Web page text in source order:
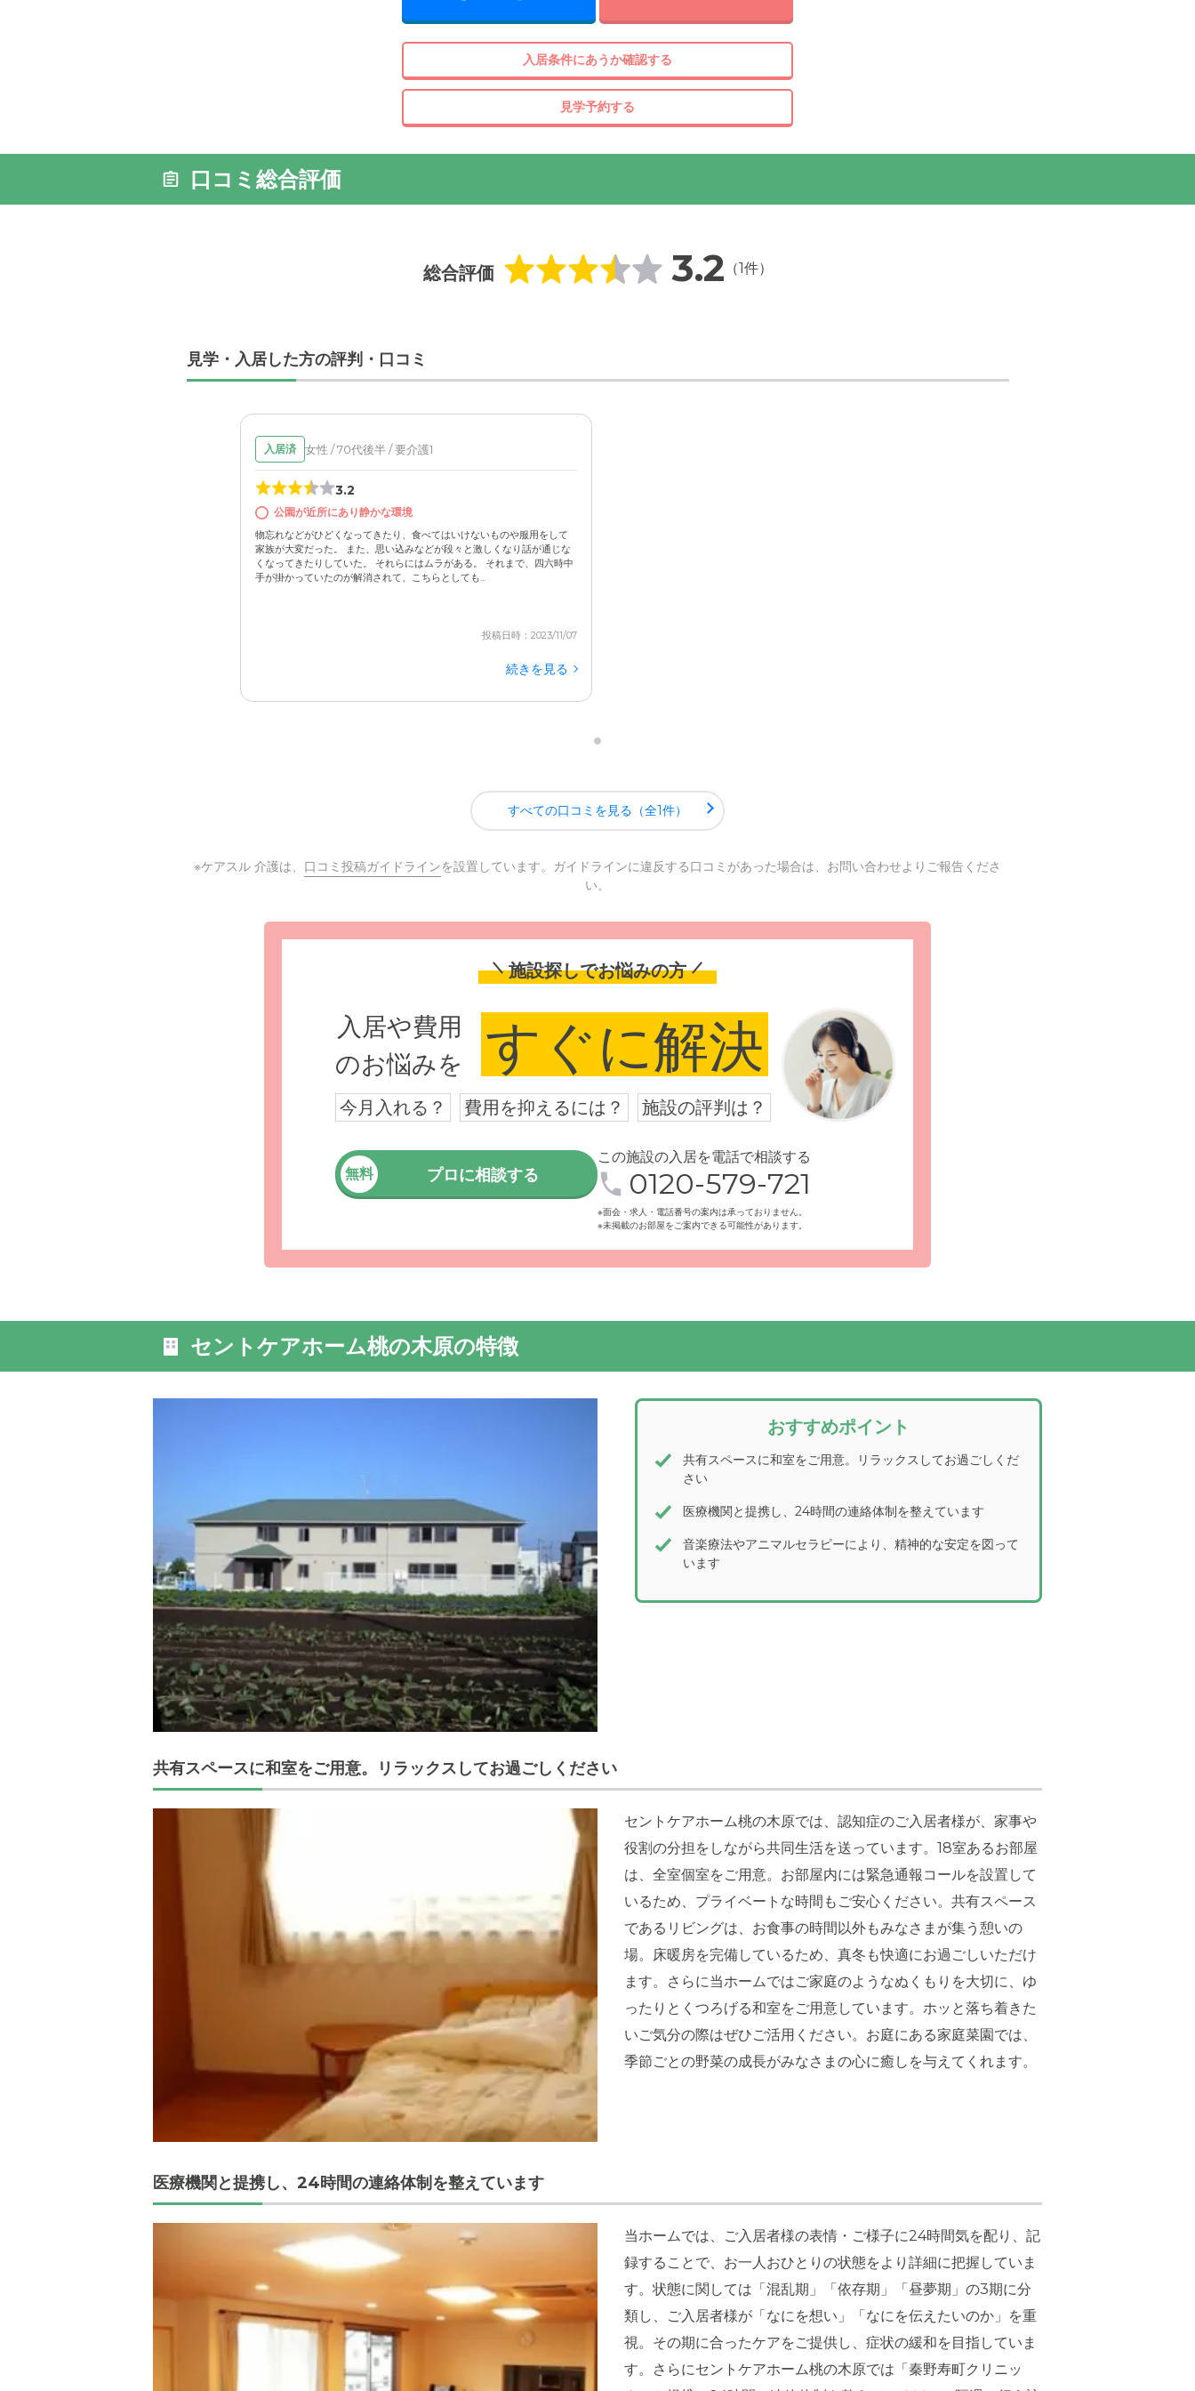
心穏やかに暮らすことのできる環境です。
入居条件にあうか確認する
見学予約する
口コミ総合評価
総合評価 3.2 （1件）
見学・入居した方の評判・口コミ
入居済 女性 / 70代後半 / 要介護1
3.2
公園が近所にあり静かな環境
物忘れなどがひどくなってきたり、食べてはいけないものや服用をして
家族が大変だった。 また、思い込みなどが段々と激しくなり話が通じな
くなってきたりしていた。 それらにはムラがある。 それまで、四六時中
手が掛かっていたのが解消されて、こちらとしても...
投稿日時：2023/11/07
続きを見る
すべての口コミを見る（全1件）
※ケアスル 介護は、 口コミ投稿ガイドラインを設置しています。ガイドラインに違反する口コミがあった場合は、お問い合わせよりご報告くださ
い。
施設探しでお悩みの方
入居や費用
のお悩みを
すぐに解決
今月入れる？ 費用を抑えるには？ 施設の評判は？
無料 プロに相談する
この施設の入居を電話で相談する
0120-579-721
※面会・求人・電話番号の案内は承っておりません。
※未掲載のお部屋をご案内できる可能性があります。
セントケアホーム桃の木原の特徴
おすすめポイント
共有スペースに和室をご用意。リラックスしてお過ごしくだ
さい
医療機関と提携し、24時間の連絡体制を整えています
音楽療法やアニマルセラピーにより、精神的な安定を図って
います
共有スペースに和室をご用意。リラックスしてお過ごしください
セントケアホーム桃の木原では、認知症のご入居者様が、家事や
役割の分担をしながら共同生活を送っています。18室あるお部屋
は、全室個室をご用意。お部屋内には緊急通報コールを設置して
いるため、プライベートな時間もご安心ください。共有スペース
であるリビングは、お食事の時間以外もみなさまが集う憩いの
場。床暖房を完備しているため、真冬も快適にお過ごしいただけ
ます。さらに当ホームではご家庭のようなぬくもりを大切に、ゆ
ったりとくつろげる和室をご用意しています。ホッと落ち着きた
いご気分の際はぜひご活用ください。お庭にある家庭菜園では、
季節ごとの野菜の成長がみなさまの心に癒しを与えてくれます。
医療機関と提携し、24時間の連絡体制を整えています
当ホームでは、ご入居者様の表情・ご様子に24時間気を配り、記
録することで、お一人おひとりの状態をより詳細に把握していま
す。状態に関しては「混乱期」「依存期」「昼夢期」の3期に分
類し、ご入居者様が「なにを想い」「なにを伝えたいのか」を重
視。その期に合ったケアをご提供し、症状の緩和を目指していま
す。さらにセントケアホーム桃の木原では「秦野寿町クリニッ